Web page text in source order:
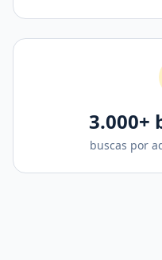
3.000+
buscas por